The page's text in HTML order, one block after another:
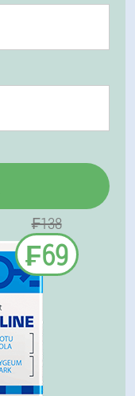
₣138
₣69